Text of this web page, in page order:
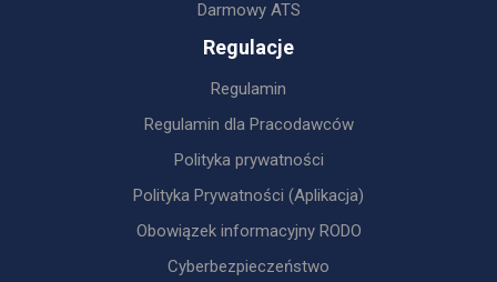
Darmowy ATS
Regulacje
Regulamin
Regulamin dla Pracodawców
Polityka prywatności
Polityka Prywatności (Aplikacja)
Obowiązek informacyjny RODO
Cyberbezpieczeństwo